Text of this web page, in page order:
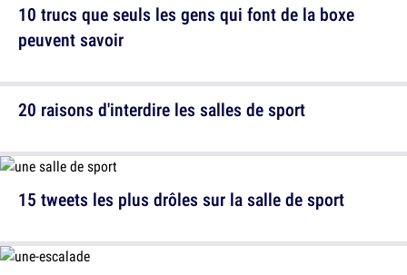
10 trucs que seuls les gens qui font de la boxe
peuvent savoir
15 tweets les plus drôles sur la salle de sport
20 raisons d'interdire les salles de sport